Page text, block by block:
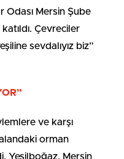
Odası Mersin Şube
Çevreciler
sevdalıyız biz”
ve karşı
orman
Yeşilboğaz, Mersin